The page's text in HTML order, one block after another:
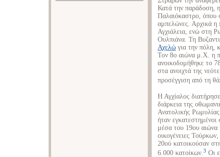
Κατά την παράδοση,
Παλαιόκαστρο, όπου
αμπελώνες. Αρχικά η
Αγχιάλεια, ενώ στη
Ουλπιάνα. Τη
Αχελώ για την πόλη,
Τον 8ο αιώνα μ.Χ. η
ανοικοδομήθηκε το
στα ανοιχτά της
προσέγγιση από τη
Η Αγχίαλος
διάρκεια της
Ανατολικής
ήταν
μέσα του 19ου αιώνα
οικογένειες
20ού κατοικούσαν
6.000 κατοίκων. 3 Οι